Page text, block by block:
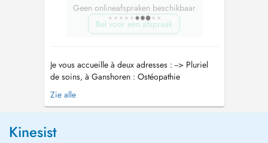
Geen onlineafspraken beschikbaar
Bel voor een afspraak
Je vous accueille à deux adresses : --> Pluriel
de soins, à Ganshoren : Ostéopathie
Nutrithérapie Kinésithérapie Coaching sportif --
> Pont-à-Celles : Rue Joseph Wauters 27
la santé, j'offre...
Zie alle
Kinesist